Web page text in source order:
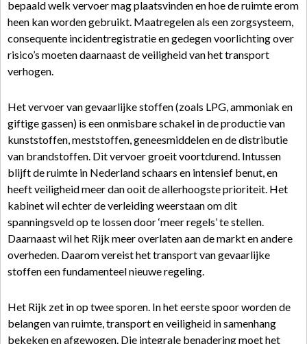
bepaald welk vervoer mag plaatsvinden en hoe de ruimte erom
heen kan worden gebruikt. Maatregelen als een zorgsysteem,
consequente incidentregistratie en gedegen voorlichting over
risico’s moeten daarnaast de veiligheid van het transport
verhogen.
Het vervoer van gevaarlijke stoffen (zoals LPG, ammoniak en
giftige gassen) is een onmisbare schakel in de productie van
kunststoffen, meststoffen, geneesmiddelen en de distributie
van brandstoffen. Dit vervoer groeit voortdurend. Intussen
blijft de ruimte in Nederland schaars en intensief benut, en
heeft veiligheid meer dan ooit de allerhoogste prioriteit. Het
kabinet wil echter de verleiding weerstaan om dit
spanningsveld op te lossen door ‘meer regels’ te stellen.
Daarnaast wil het Rijk meer overlaten aan de markt en andere
overheden. Daarom vereist het transport van gevaarlijke
stoffen een fundamenteel nieuwe regeling.
Het Rijk zet in op twee sporen. In het eerste spoor worden de
belangen van ruimte, transport en veiligheid in samenhang
bekeken en afgewogen. Die integrale benadering moet het